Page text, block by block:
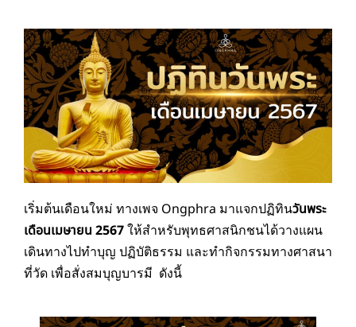
เริ่มต้นเดือนใหม่ ทางเพจ Ongphra มาแจกปฏิทินวันพระ
เดือนเมษายน 2567ให้สำหรับพุทธศาสนิกชนได้วางแผน
เดินทางไปทำบุญ ปฏิบัติธรรม และทำกิจกรรมทางศาสนา
ที่วัด เพื่อสั่งสมบุญบารมี ดังนี้